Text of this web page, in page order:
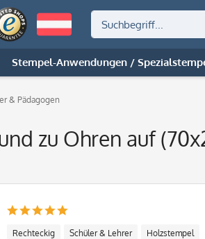
Stempel-Anwendungen /
& Pädagogen
zu Ohren auf
Rechteckig Schüler & Lehrer Holzstempel